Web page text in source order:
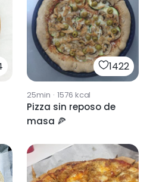
1422
25min · 1576 kcal
Pizza sin reposo de
masa 🍕